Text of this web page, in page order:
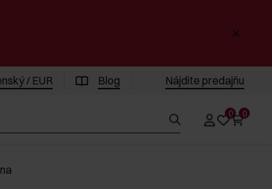
/ EUR Blog Nájdite predajňu
0 0